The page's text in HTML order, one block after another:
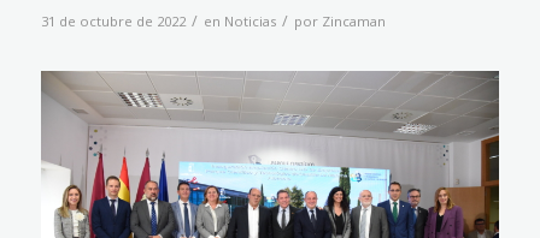
31 de octubre de 2022 / en Noticias / por Zincaman